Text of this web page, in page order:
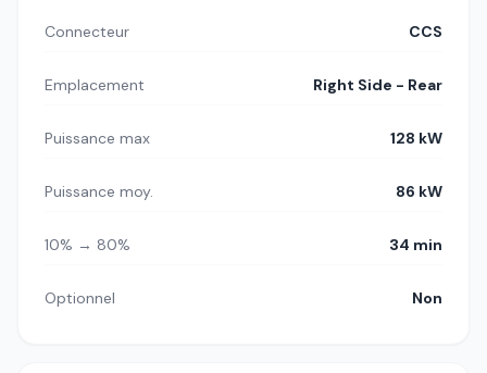
Connecteur CCS
Emplacement Right Side - Rear
Puissance max 128 kW
Puissance moy. 86 kW
10% → 80% 34 min
Optionnel Non